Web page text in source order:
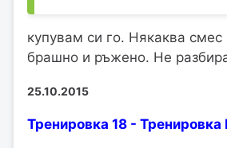
купувам си го. Някаква
брашно и ръжено. Не
25.10.2015
Тренировка 18 - Тренировка